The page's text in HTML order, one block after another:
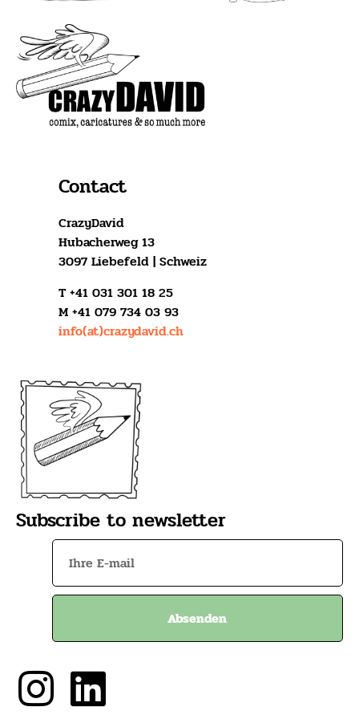
Contact
CrazyDavid
Hubacherweg 13
3097 Liebefeld | Schweiz
T +41 031 301 18 25
M +41 079 734 03 93
info(at)crazydavid.ch
Subscribe to newsletter
Absenden